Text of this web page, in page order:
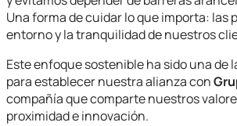
Una forma de cuidar lo que importa: las
entorno y la tranquilidad de nuestros
Este enfoque sostenible ha sido una de
para establecer nuestra alianza con
compañía que comparte nuestros
proximidad e innovación.